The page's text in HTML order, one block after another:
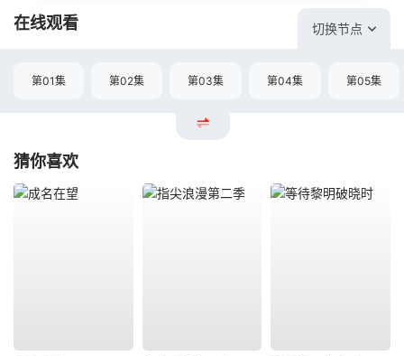
在线观看 切换节点
第01集 第02集 第03集 第04集 第05集
猜你喜欢